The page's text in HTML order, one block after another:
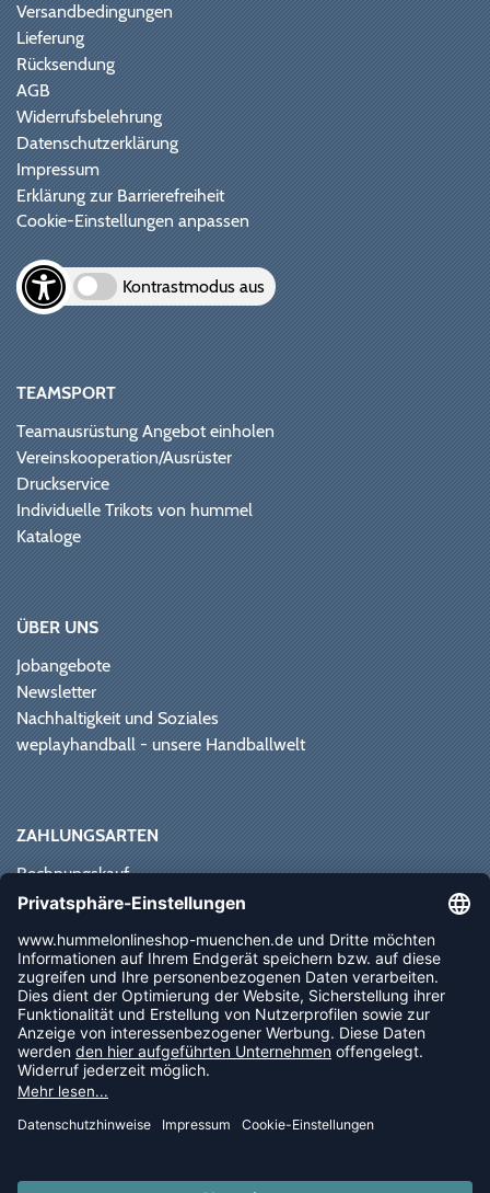
Versandbedingungen
Lieferung
Rücksendung
AGB
Widerrufsbelehrung
Datenschutzerklärung
Impressum
Erklärung zur Barrierefreiheit
Cookie-Einstellungen anpassen
Kontrastmodus aus
TEAMSPORT
Teamausrüstung Angebot einholen
Vereinskooperation/Ausrüster
Druckservice
Individuelle Trikots von hummel
Kataloge
ÜBER UNS
Jobangebote
Newsletter
Nachhaltigkeit und Soziales
weplayhandball - unsere Handballwelt
ZAHLUNGSARTEN
Rechnungskauf
Paypal
Vorkasse
Sofortüberweisung
NEWSLETTER